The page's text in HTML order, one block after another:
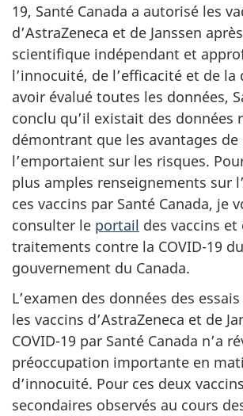
19, Santé Canada a autorisé les
d’AstraZeneca et de Janssen
scientifique indépendant et
l’innocuité, de l’efficacité et de la
avoir évalué toutes les données,
conclu qu’il existait des données
démontrant que les avantages de
l’emportaient sur les risques.
plus amples renseignements sur
ces vaccins par Santé Canada, je
consulter le portail des vaccins et
traitements contre la COVID-19 du
gouvernement du Canada.
L’examen des données des
les vaccins d’AstraZeneca et de
COVID-19 par Santé Canada n’a
préoccupation importante en
d’innocuité. Pour ces deux
secondaires observés au cours